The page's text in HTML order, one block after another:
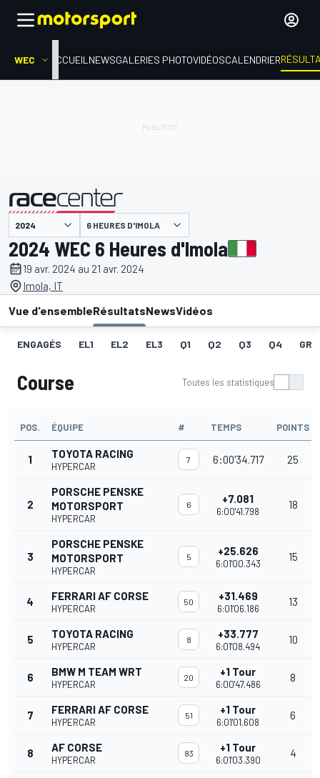
WEC ACCUEIL NEWSGALERIES PHOTOVIDÉOSCALENDRIER
présenté par 6 HEURES D'IMOLA
2024 WEC 6 Heures d'Imola
19 avr. 2024 au 21 avr. 2024
Imola, IT
Vue d'ensembleRésultatsNewsVidéos
ENGAGÉS EL1 EL2 EL3 Q1 Q2 Q3 Q4
Course Toutes les statistiques
POS. ÉQUIPE # TEMPS POINTS
1 TOYOTA RACING
HYPERCAR
7 6:00'34.717 25
2
PORSCHE PENSKE
MOTORSPORT
HYPERCAR
6 +7.081
6:00'41.798
18
3
PORSCHE PENSKE
MOTORSPORT
HYPERCAR
5 +25.626
6:01'00.343
15
4 FERRARI AF CORSE
HYPERCAR
50 +31.469
6:01'06.186
13
5 TOYOTA RACING
HYPERCAR
8 +33.777
6:01'08.494
10
6 BMW M TEAM WRT
HYPERCAR
20 +1 Tour
6:00'47.486
8
7 FERRARI AF CORSE
HYPERCAR
51 +1 Tour
6:01'01.608
6
8 AF CORSE
HYPERCAR
83 +1 Tour
6:01'03.390
4